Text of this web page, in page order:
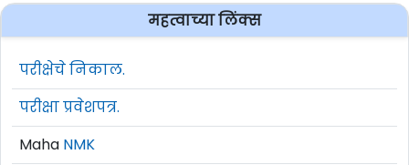
महत्वाच्या लिंक्स
परीक्षेचे निकाल.
परीक्षा प्रवेशपत्र.
Maha NMK